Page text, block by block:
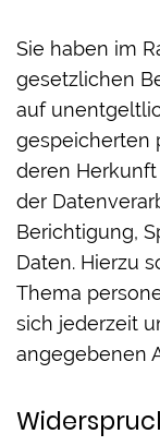
Sie haben im
gesetzlichen
auf
gespeicherten
deren
der
Berichtigung,
Daten. Hierzu
Thema
sich jederzeit
angegebenen